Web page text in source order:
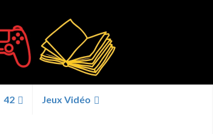
42 Jeux Vidéo